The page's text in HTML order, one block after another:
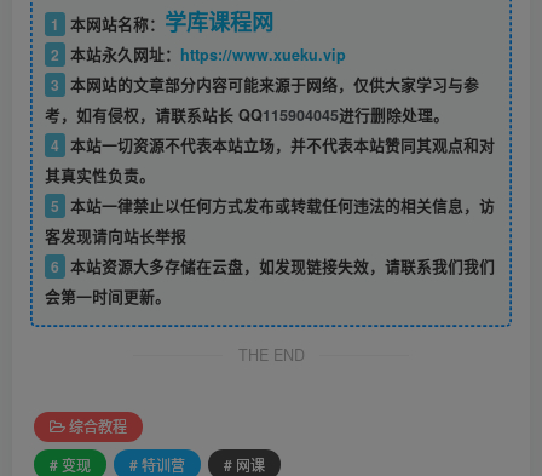
1 本网站名称： 学库课程网
2 本站永久网址： https://www.xueku.vip
3 本网站的文章部分内容可能来源于网络，仅供大家学习与参
考，如有侵权，请联系站长 QQ115904045进行删除处理。
4 本站一切资源不代表本站立场，并不代表本站赞同其观点和对
其真实性负责。
5 本站一律禁止以任何方式发布或转载任何违法的相关信息，访
客发现请向站长举报
6 本站资源大多存储在云盘，如发现链接失效，请联系我们我们
会第一时间更新。
THE END
综合教程
# 变现
# 特训营 # 网课